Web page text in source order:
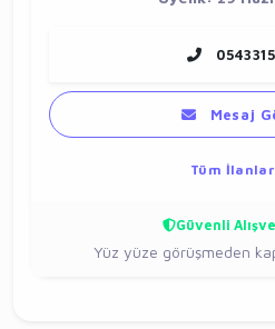
Mesaj
Tüm
Güvenli
Yüz yüze görüşmeden